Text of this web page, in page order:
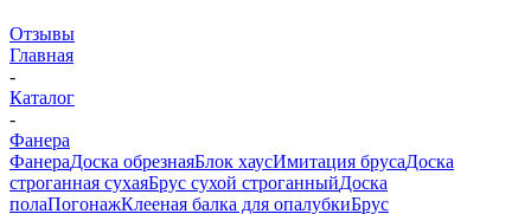
Отзывы
Главная
-
Каталог
-
Фанера
ФанераДоска обрезнаяБлок хаусИмитация брусаДоска
строганная сухаяБрус сухой строганныйДоска
полаПогонажКлееная балка для опалубкиБрус